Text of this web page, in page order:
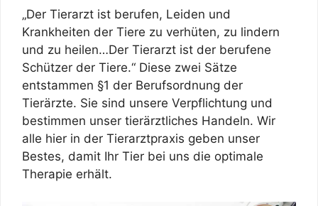
„Der Tierarzt ist berufen, Leiden und
Krankheiten der Tiere zu verhüten, zu lindern
und zu heilen…Der Tierarzt ist der berufene
Schützer der Tiere.“ Diese zwei Sätze
entstammen §1 der Berufsordnung der
Tierärzte. Sie sind unsere Verpflichtung und
bestimmen unser tierärztliches Handeln. Wir
alle hier in der Tierarztpraxis geben unser
Bestes, damit Ihr Tier bei uns die optimale
Therapie erhält.